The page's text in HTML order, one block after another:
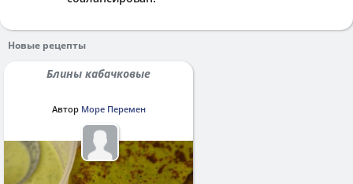
Новые рецепты
Блины кабачковые
Автор Море Перемен